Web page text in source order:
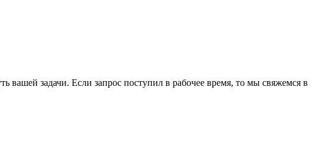
вашей задачи. Если запрос поступил в рабочее время, то мы свяжемся в